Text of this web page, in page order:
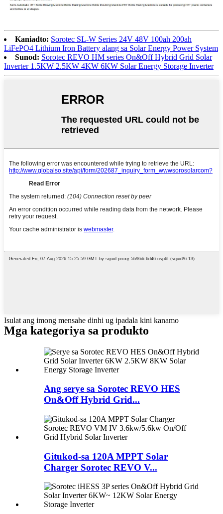
Kaniadto: Sorotec SL-W Series 24V 48V 100ah 200ah
LiFePO4 Lithium Iron Battery alang sa Solar Energy Power System
Sunod: Sorotec REVO HM series On&Off Hybrid Grid Solar
Inverter 1.5KW 2.5KW 4KW 6KW Solar Energy Storage Inverter
Isulat ang imong mensahe dinhi ug ipadala kini kanamo
Mga kategoriya sa produkto
Ang serye sa Sorotec REVO HES
On&Off Hybrid Grid...
Gitukod-sa 120A MPPT Solar
Charger Sorotec REVO V...